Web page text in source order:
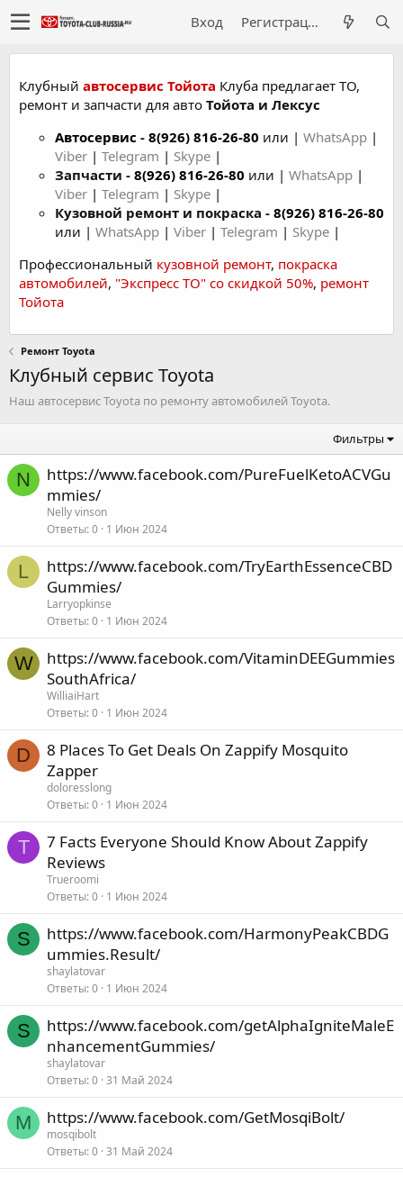
Вход Регистрация
Клубный автосервис Тойота Клуба предлагает ТО,
ремонт и запчасти для авто Тойота и Лексус
Автосервис - 8(926) 816-26-80 или | WhatsApp |
Viber | Telegram | Skype |
Запчасти - 8(926) 816-26-80 или | WhatsApp |
Viber | Telegram | Skype |
Кузовной ремонт и покраска - 8(926) 816-26-80
или | WhatsApp | Viber | Telegram | Skype |
Профессиональный кузовной ремонт, покраска
автомобилей, "Экспресс ТО" со скидкой 50%, ремонт
Тойота
Ремонт Toyota
Клубный сервис Toyota
Наш автосервис Toyota по ремонту автомобилей Toyota.
Фильтры
N
https://www.facebook.com/PureFuelKetoACVGu
mmies/
Nelly vinson
Ответы 0 1 Июн 2024
L
https://www.facebook.com/TryEarthEssenceCBD
Gummies/
Larryopkinse
Ответы 0 1 Июн 2024
W
https://www.facebook.com/VitaminDEEGummies
SouthAfrica/
WilliaiHart
Ответы 0 1 Июн 2024
D
8 Places To Get Deals On Zappify Mosquito
Zapper
doloresslong
Ответы 0 1 Июн 2024
T
7 Facts Everyone Should Know About Zappify
Reviews
Trueroomi
Ответы 0 1 Июн 2024
S
https://www.facebook.com/HarmonyPeakCBDG
ummies.Result/
shaylatovar
Ответы 0 1 Июн 2024
S
https://www.facebook.com/getAlphaIgniteMaleE
nhancementGummies/
shaylatovar
Ответы 0 31 Май 2024
M https://www.facebook.com/GetMosqiBolt/
mosqibolt
Ответы 0 31 Май 2024